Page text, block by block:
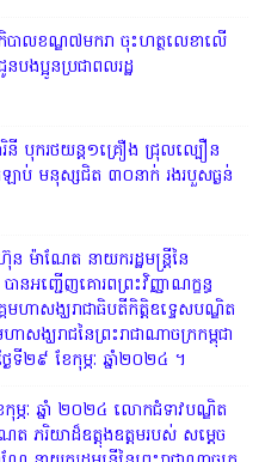
លខណ្ឌ៧មករា ចុះហត្ថលេខាលើ
បងប្អូនប្រជាពលរដ្ឋ
ារិនី បុករថយន្ត១គ្រឿង ជ្រុលល្បឿន
ប់ មនុស្សជិត ៣០នាក់ រងរបួសធ្ងន់
ម៉ាណែត នាយករដ្ឋមន្ត្រីនៃ
បានអញ្ជើញគោរពព្រះវិញ្ញាណក្ខន្ធ
មហាសង្ឃរាជាធិបតីកិត្តិឧទ្ទេសបណ្ឌិត
ាសង្ឃរាជនៃព្រះរាជាណាចក្រកម្ពុជា
ទី២៩ ខែកុម្ភៈ ឆ្នាំ២០២៤ ។
ម្ភៈ ឆ្នាំ ២០២៤ លោកជំទាវបណ្ឌិត
ត ភរិយាដ៏ឧត្តុងឧត្តមរបស់ សម្តេច